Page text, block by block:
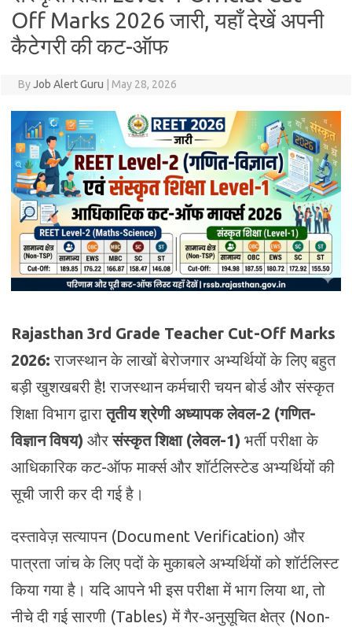
Off Marks 2026 जारी, यहाँ देखें अपनी
कैटेगरी की कट-ऑफ
ByJob Alert Guru May 28, 2026
Rajasthan 3rd Grade Teacher Cut-Off Marks
2026: राजस्थान के लाखों बेरोजगार अभ्यर्थियों के लिए बहुत
बड़ी खुशखबरी है! राजस्थान कर्मचारी चयन बोर्ड और संस्कृत
शिक्षा विभाग द्वारातृतीय श्रेणी अध्यापक लेवल-2 (गणित-
विज्ञान विषय) औरसंस्कृत शिक्षा (लेवल-1) भर्ती परीक्षा के
आधिकारिक कट-ऑफ मार्क्स और शॉर्टलिस्टेड अभ्यर्थियों की
सूची जारी कर दी गई है।
दस्तावेज़ सत्यापन (Document Verification) और
पात्रता जांच के लिए पदों के मुकाबले अभ्यर्थियों को शॉर्टलिस्ट
किया गया है। यदि आपने भी इस परीक्षा में भाग लिया था, तो
नीचे दी गई सारणी (Tables) में गैर-अनुसूचित क्षेत्र (Non-